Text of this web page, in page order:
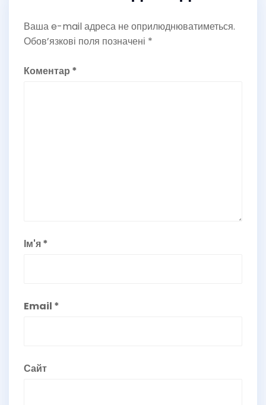
Ваша e-mail адреса не оприлюднюватиметься.
Обов’язкові поля позначені *
Коментар *
Ім'я*
Email *
Сайт